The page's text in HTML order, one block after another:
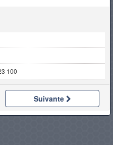
100
Suivante